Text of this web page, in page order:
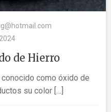
de Hierro
como óxido de
su color […]